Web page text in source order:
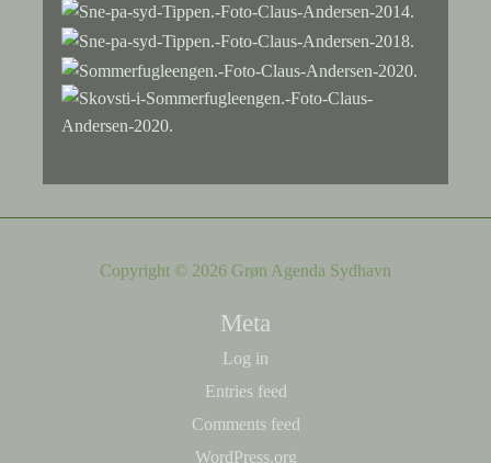
Copyright © 2026 Grøn Agenda Sydhavn
Meta
Log in
Entries feed
Comments feed
WordPress.org